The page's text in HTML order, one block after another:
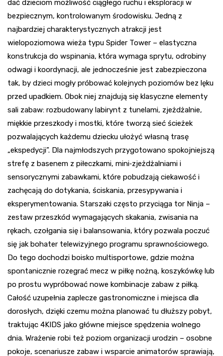
dać dzieciom możliwość ciągłego ruchu i eksploracji w
bezpiecznym, kontrolowanym środowisku. Jedną z
najbardziej charakterystycznych atrakcji jest
wielopoziomowa wieża typu Spider Tower – elastyczna
konstrukcja do wspinania, która wymaga sprytu, odrobiny
odwagi i koordynacji, ale jednocześnie jest zabezpieczona
tak, by dzieci mogły próbować kolejnych poziomów bez lęku
przed upadkiem. Obok niej znajdują się klasyczne elementy
sali zabaw: rozbudowany labirynt z tunelami, zjeżdżalnie,
miękkie przeszkody i mostki, które tworzą sieć ścieżek
pozwalających każdemu dziecku ułożyć własną trasę
„ekspedycji”. Dla najmłodszych przygotowano spokojniejszą
strefę z basenem z piłeczkami, mini‑zjeżdżalniami i
sensorycznymi zabawkami, które pobudzają ciekawość i
zachęcają do dotykania, ściskania, przesypywania i
eksperymentowania. Starszaki często przyciąga tor Ninja –
zestaw przeszkód wymagających skakania, zwisania na
rękach, czołgania się i balansowania, który pozwala poczuć
się jak bohater telewizyjnego programu sprawnościowego.
Do tego dochodzi boisko multisportowe, gdzie można
spontanicznie rozegrać mecz w piłkę nożną, koszykówkę lub
po prostu wypróbować nowe kombinacje zabaw z piłką.
Całość uzupełnia zaplecze gastronomiczne i miejsca dla
dorosłych, dzięki czemu można planować tu dłuższy pobyt,
traktując 4KIDS jako główne miejsce spędzenia wolnego
dnia. Wrażenie robi też poziom organizacji urodzin – osobne
pokoje, scenariusze zabaw i wsparcie animatorów sprawiają,